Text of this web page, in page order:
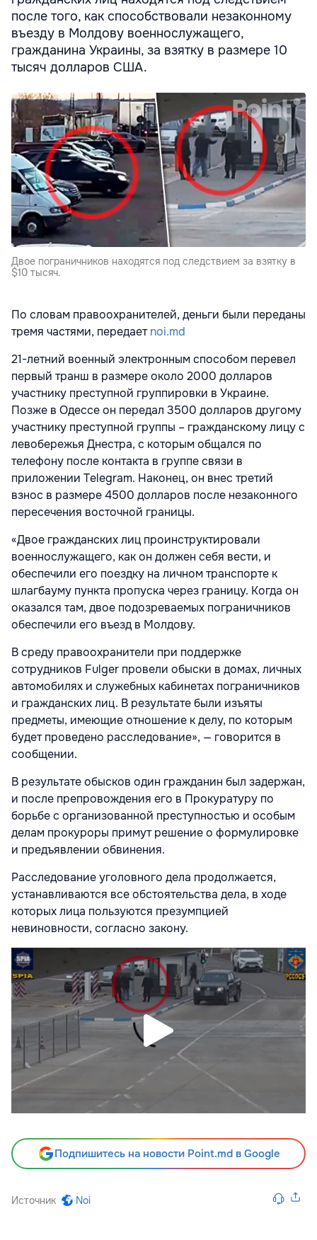
после того, как способствовали незаконному
въезду в Молдову военнослужащего,
гражданина Украины, за взятку в размере 10
тысяч долларов США.
Двое пограничников находятся под следствием за взятку в
$10 тысяч.
По словам правоохранителей, деньги были переданы
тремя частями, передаетnoi.md
21-летний военный электронным способом перевел
первый транш в размере около 2000 долларов
участнику преступной группировки в Украине.
Позже в Одессе он передал 3500 долларов другому
участнику преступной группы – гражданскому лицу с
левобережья Днестра, с которым общался по
телефону после контакта в группе связи в
приложении Telegram. Наконец, он внес третий
взнос в размере 4500 долларов после незаконного
пересечения восточной границы.
«Двое гражданских лиц проинструктировали
военнослужащего, как он должен себя вести, и
обеспечили его поездку на личном транспорте к
шлагбауму пункта пропуска через границу. Когда он
оказался там, двое подозреваемых пограничников
обеспечили его въезд в Молдову.
В среду правоохранители при поддержке
сотрудников Fulger провели обыски в домах, личных
автомобилях и служебных кабинетах пограничников
и гражданских лиц. В результате были изъяты
предметы, имеющие отношение к делу, по которым
будет проведено расследование», — говорится в
сообщении.
В результате обысков один гражданин был задержан,
и после препровождения его в Прокуратуру по
борьбе с организованной преступностью и особым
делам прокуроры примут решение о формулировке
и предъявлении обвинения.
Расследование уголовного дела продолжается,
устанавливаются все обстоятельства дела, в ходе
которых лица пользуются презумпцией
невиновности, согласно закону.
Подпишитесь на новости Point.md в Google
Источник Noi